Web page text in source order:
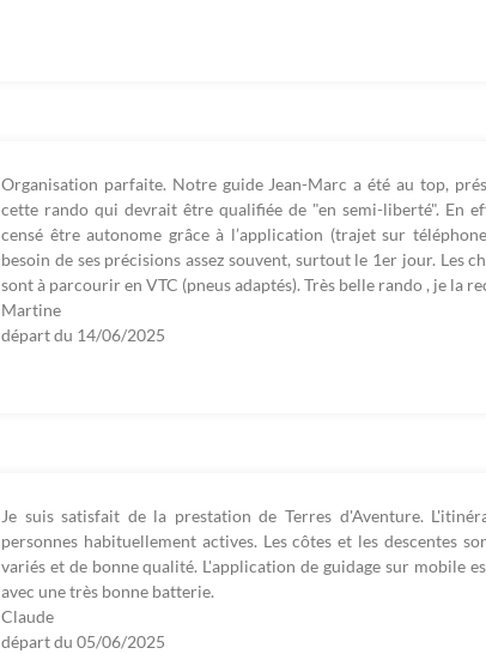
Organisation parfaite. Notre guide Jean-Marc a été au top,
cette rando qui devrait être qualifiée de "en semi-liberté". En
censé être autonome grâce à l’application (trajet sur
besoin de ses précisions assez souvent, surtout le 1er jour. Les
sont à parcourir en VTC (pneus adaptés). Très belle rando , je la
Martine
départ du 14/06/2025
Je suis satisfait de la prestation de Terres d'Aventure.
personnes habituellement actives. Les côtes et les descentes
variés et de bonne qualité. L'application de guidage sur mobile
avec une très bonne batterie.
Claude
départ du 05/06/2025